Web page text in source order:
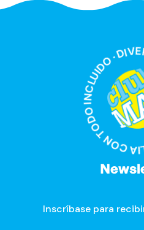
DIVERSIÓN EN FAMILIA
Inscríbase para